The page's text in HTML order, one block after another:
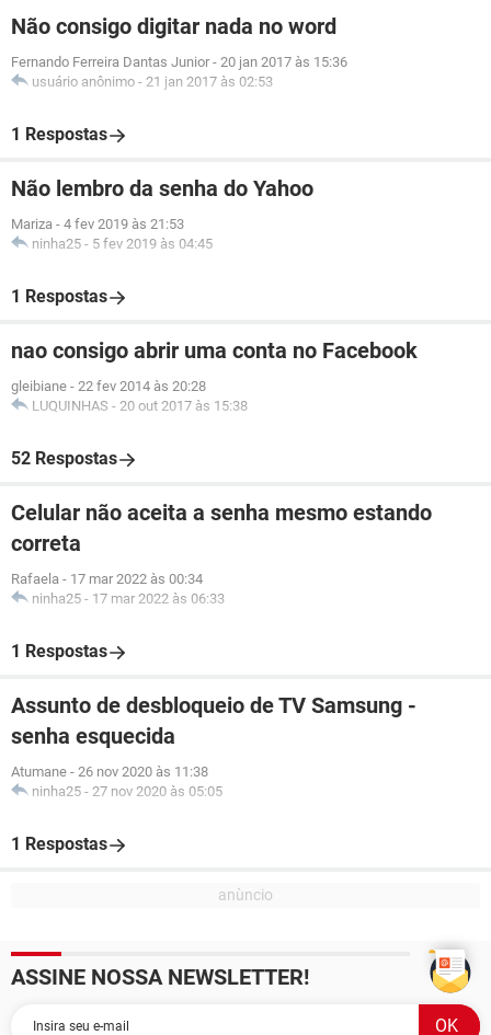
Não consigo digitar nada no word
Fernando Ferreira Dantas Junior - 20 jan 2017 às 15:36
usuário anônimo - 21 jan 2017 às 02:53
1 Respostas
Não lembro da senha do Yahoo
Mariza - 4 fev 2019 às 21:53
ninha25 - 5 fev 2019 às 04:45
1 Respostas
nao consigo abrir uma conta no Facebook
gleibiane - 22 fev 2014 às 20:28
LUQUINHAS - 20 out 2017 às 15:38
52 Respostas
Celular não aceita a senha mesmo estando
correta
Rafaela - 17 mar 2022 às 00:34
ninha25 - 17 mar 2022 às 06:33
1 Respostas
Assunto de desbloqueio de TV Samsung -
senha esquecida
Atumane - 26 nov 2020 às 11:38
ninha25 - 27 nov 2020 às 05:05
1 Respostas
ASSINE NOSSA NEWSLETTER!